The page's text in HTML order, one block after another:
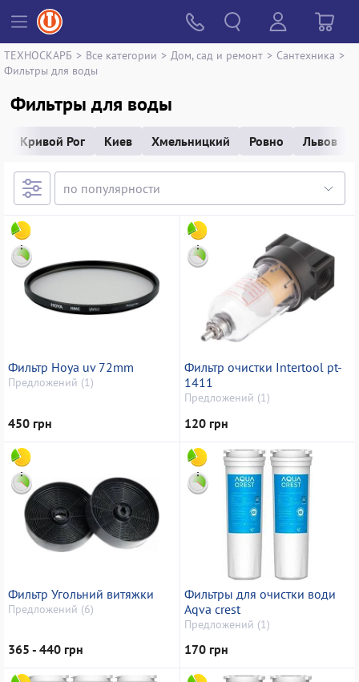
ТЕХНОСКАРБ > Все категории > Дом, сад и ремонт > Сантехника >
Фильтры для воды
Фильтры для воды
Кривой Рог Киев Хмельницкий Ровно Львов
Фильтр Hoya uv 72mm
Предложений (1)
450 грн
Фильтр очистки Intertool pt-
1411
Предложений (1)
120 грн
Фильтр Угольний витяжки
Предложений (6)
365 - 440 грн
Фильтры для очистки води
Aqva crest
Предложений (1)
170 грн